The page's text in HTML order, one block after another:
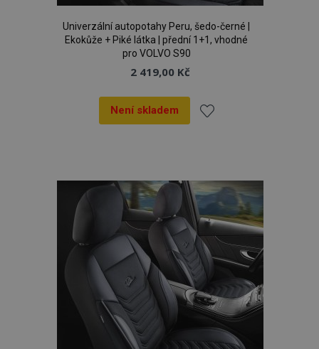
Univerzální autopotahy Peru, šedo-černé |
Ekokůže + Piké látka | přední 1+1, vhodné
pro VOLVO S90
2 419,00 Kč
Není skladem
oblíbeným